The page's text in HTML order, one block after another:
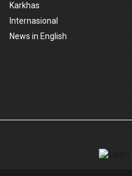
Karkhas
Internasional
News in English